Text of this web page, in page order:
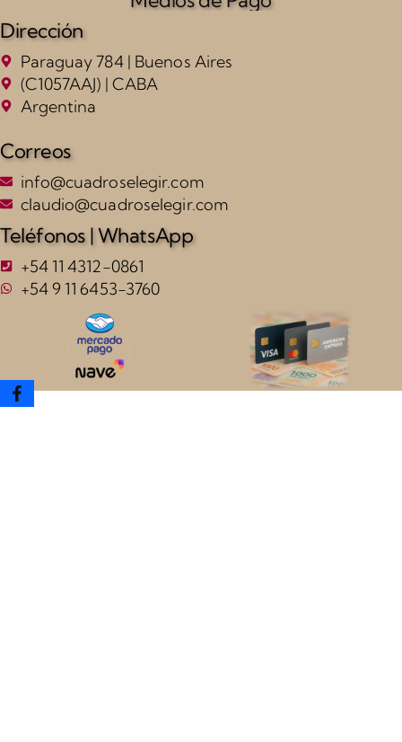
Dirección
Paraguay 784 | Buenos Aires
(C1057AAJ) | CABA
Argentina
Correos
info@cuadroselegir.com
claudio@cuadroselegir.com
Teléfonos | WhatsApp
+54 11 4312-0861
+54 9 11 6453-3760